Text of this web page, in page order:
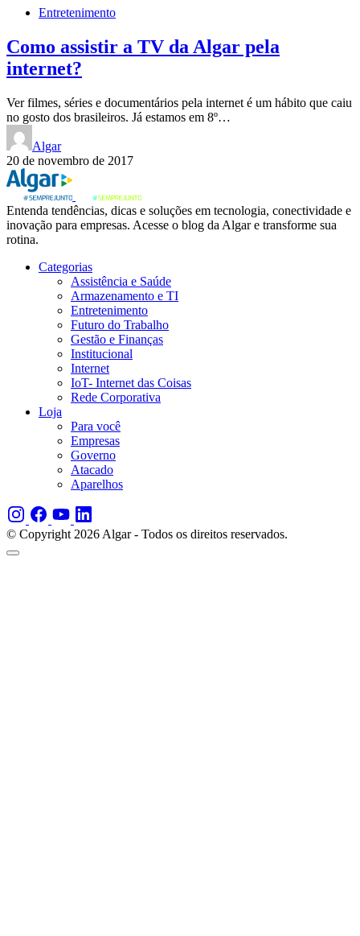
Entretenimento
Como assistir a TV da Algar pela
internet?
Ver filmes, séries e documentários pela internet é um hábito que caiu
no gosto dos brasileiros. Já estamos em 8º…
Algar
20 de novembro de 2017
Entenda tendências, dicas e soluções em tecnologia, conectividade e
inovação para empresas. Acesse o blog da Algar e transforme sua
rotina.
Categorias
Assistência e Saúde
Armazenamento e TI
Entretenimento
Futuro do Trabalho
Gestão e Finanças
Institucional
Internet
IoT- Internet das Coisas
Rede Corporativa
Loja
Para você
Empresas
Governo
Atacado
Aparelhos
© Copyright 2026 Algar - Todos os direitos reservados.